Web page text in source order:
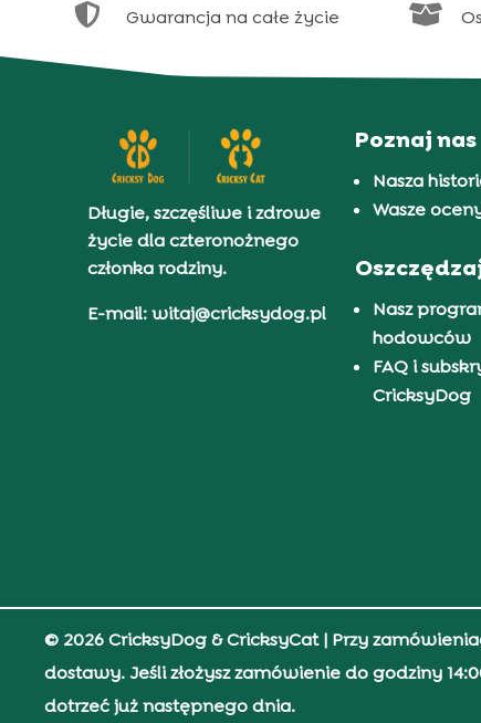
 Gwarancja na całe życie 
Długie, szczęśliwe i zdrowe
życie dla czteronożnego
członka rodziny.
E-mail: witaj@cricksydog.pl
Poznaj nas
Nasza
Wasze
Nasz
hodowców
FAQ i
CricksyDog
© 2026 CricksyDog & CricksyCat| Przy
dostawy. Jeśli złożysz zamówienie do godziny
dotrzeć już następnego dnia.